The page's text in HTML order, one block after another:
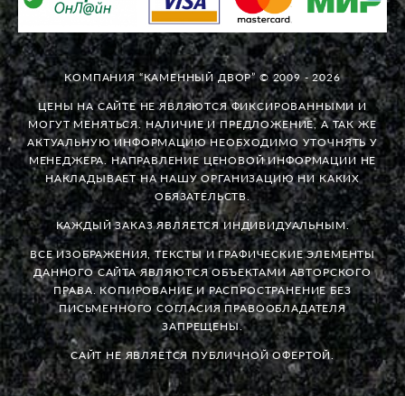
КОМПАНИЯ “КАМЕННЫЙ ДВОР” © 2009 - 2026
ЦЕНЫ НА САЙТЕ НЕ ЯВЛЯЮТСЯ ФИКСИРОВАННЫМИ И
МОГУТ МЕНЯТЬСЯ. НАЛИЧИЕ И ПРЕДЛОЖЕНИЕ, А ТАК ЖЕ
АКТУАЛЬНУЮ ИНФОРМАЦИЮ НЕОБХОДИМО УТОЧНЯТЬ У
МЕНЕДЖЕРА. НАПРАВЛЕНИЕ ЦЕНОВОЙ ИНФОРМАЦИИ НЕ
НАКЛАДЫВАЕТ НА НАШУ ОРГАНИЗАЦИЮ НИ КАКИХ
ОБЯЗАТЕЛЬСТВ.
КАЖДЫЙ ЗАКАЗ ЯВЛЯЕТСЯ ИНДИВИДУАЛЬНЫМ.
ВСЕ ИЗОБРАЖЕНИЯ, ТЕКСТЫ И ГРАФИЧЕСКИЕ ЭЛЕМЕНТЫ
ДАННОГО САЙТА ЯВЛЯЮТСЯ ОБЪЕКТАМИ АВТОРСКОГО
ПРАВА. КОПИРОВАНИЕ И РАСПРОСТРАНЕНИЕ БЕЗ
ПИСЬМЕННОГО СОГЛАСИЯ ПРАВООБЛАДАТЕЛЯ
ЗАПРЕЩЕНЫ.
САЙТ НЕ ЯВЛЯЕТСЯ ПУБЛИЧНОЙ ОФЕРТОЙ.